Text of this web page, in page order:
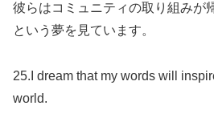
彼らはコミュニティの取り組みが
という夢を見ています。
25.I dream that my words will
world.